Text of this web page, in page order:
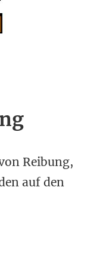
Reibung,
auf den